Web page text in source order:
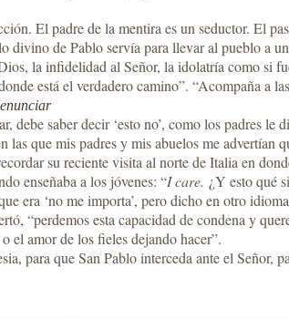
El padre de la mentira es un seductor. El
de Pablo servía para llevar al pueblo a
la infidelidad al Señor, la idolatría como si
está el verdadero camino”. “Acompaña a
saber decir ‘esto no’, como los padres
las que mis padres y mis abuelos me advertían
su reciente visita al norte de Italia en
enseñaba a los jóvenes: “I care. ¿Y esto qué
era ‘no me importa’, pero dicho en otro
“perdemos esta capacidad de condena y
el amor de los fieles dejando hacer”.
para que San Pablo interceda ante el Señor,